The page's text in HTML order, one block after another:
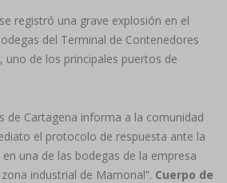
registró una grave explosión en el
del Terminal de Contenedores
uno de los principales puertos de
de Cartagena informa a la comunidad
el protocolo de respuesta ante la
una de las bodegas de la empresa
industrial de Mamonal”. Cuerpo de